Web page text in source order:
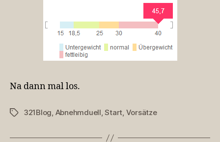
Na dann mal los.
Schlagwörter
321Blog, Abnehmduell,Start, Vorsätze